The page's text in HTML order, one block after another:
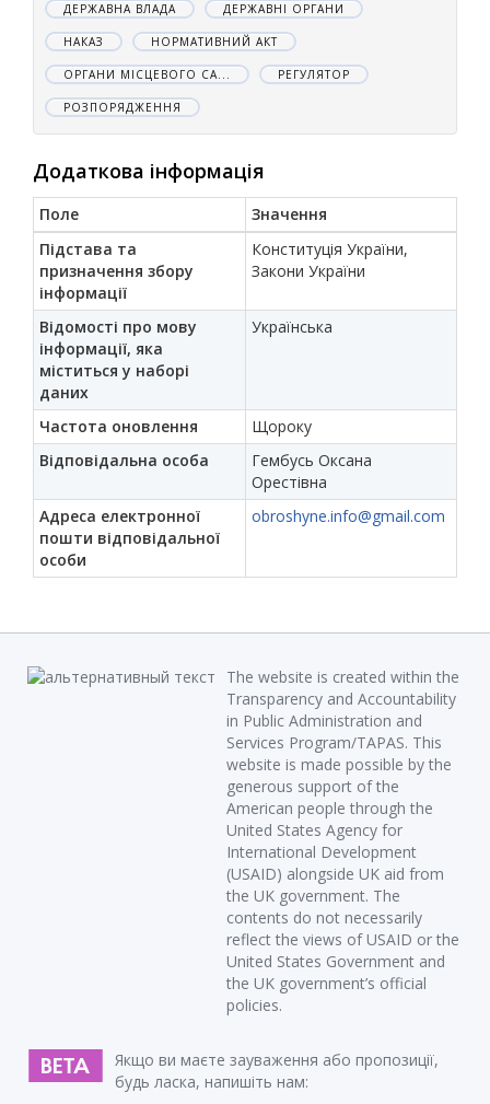
ДЕРЖАВНА ВЛАДА ДЕРЖАВНІ ОРГАНИ
НАКАЗ НОРМАТИВНИЙ АКТ
ОРГАНИ МІСЦЕВОГО СА... РЕГУЛЯТОР
РОЗПОРЯДЖЕННЯ
Додаткова інформація
Поле
Значення
Підстава та
призначення збору
інформації
Конституція України,
Закони України
Відомості про мову
інформації, яка
міститься у наборі
даних
Українська
Частота оновлення
Щороку
Відповідальна особа
Гембусь Оксана
Орестівна
Адреса електронної
пошти відповідальної
особи
obroshyne.info@gmail.com
The website is created within the
Transparency and Accountability
in Public Administration and
Services Program/TAPAS. This
website is made possible by the
generous support of the
American people through the
United States Agency for
International Development
(USAID) alongside UK aid from
the UK government. The
contents do not necessarily
reflect the views of USAID or the
United States Government and
the UK government’s official
policies.
Якщо ви маєте зауваження або пропозиції,
будь ласка, напишіть нам: